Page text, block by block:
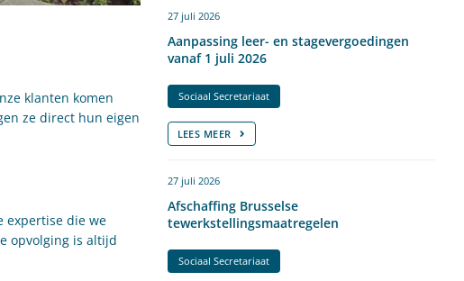
klanten komen
ze direct hun eigen
expertise die we
opvolging is altijd
27 juli 2026
Aanpassing leer- en stagevergoedingen
vanaf 1 juli 2026
Sociaal Secretariaat
LEES MEER
27 juli 2026
Afschaffing Brusselse
tewerkstellingsmaatregelen
Sociaal Secretariaat